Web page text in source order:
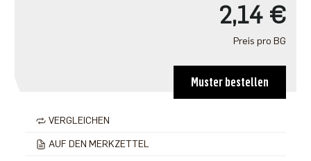
2,14 €
Preis pro BG
Muster bestellen
VERGLEICHEN
AUF DEN MERKZETTEL